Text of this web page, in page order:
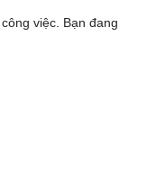
việc. Bạn đang